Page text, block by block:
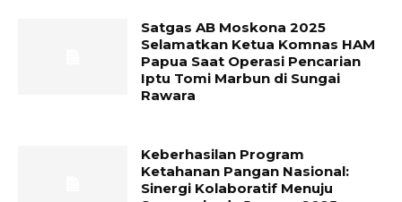
Satgas AB Moskona 2025
Selamatkan Ketua Komnas HAM
Papua Saat Operasi Pencarian
Iptu Tomi Marbun di Sungai
Rawara
Keberhasilan Program
Ketahanan Pangan Nasional:
Sinergi Kolaboratif Menuju